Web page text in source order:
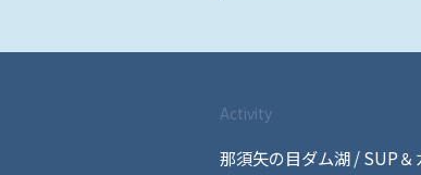
Activity
那須矢の目ダム湖 / SUP＆